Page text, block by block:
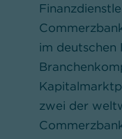
im deutschen
zwei der